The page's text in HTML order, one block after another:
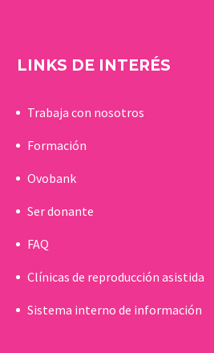
LINKS DE INTERÉS
Trabaja con nosotros
Formación
Ovobank
Ser donante
FAQ
Clínicas de reproducción asistida
Sistema interno de información